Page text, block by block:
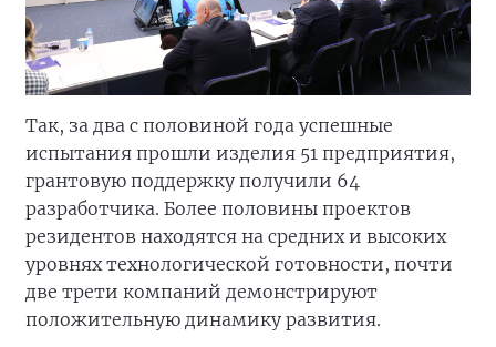
Так, за два с половиной года успешные
испытания прошли изделия 51 предприятия,
грантовую поддержку получили 64
разработчика. Более половины проектов
резидентов находятся на средних и высоких
уровнях технологической готовности, почти
две трети компаний демонстрируют
положительную динамику развития.